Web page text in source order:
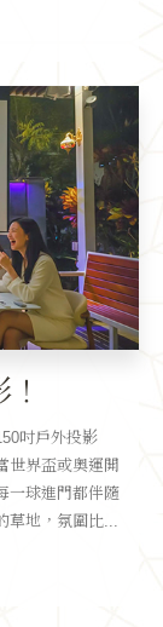
吋戶外投影
世界盃或奧運開
一球進門都伴隨
地，氛圍比...